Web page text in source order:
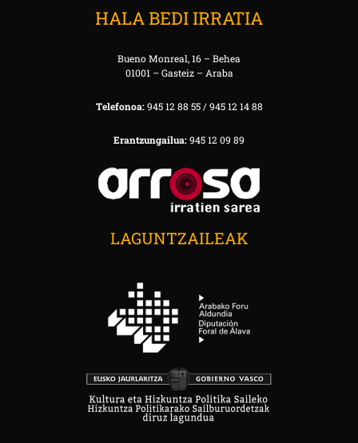
HALA BEDI IRRATIA
Bueno Monreal, 16 – Behea
01001 – Gasteiz – Araba
Telefonoa:945 12 88 55 / 945 12 14 88
Erantzungailua:945 12 09 89
LAGUNTZAILEAK